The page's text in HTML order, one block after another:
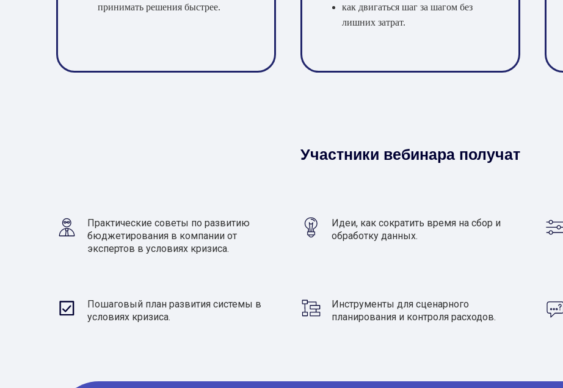
принимать решения быстрее.
как двигаться шаг за шагом без
лишних затрат.
Участники вебинара получат
Практические советы по развитию
бюджетирования в компании от
экспертов в условиях кризиса.
Идеи, как сократить время на сбор и
обработку данных.
Пошаговый план развития системы в
условиях кризиса.
Инструменты для сценарного
планирования и контроля расходов.
20
Число